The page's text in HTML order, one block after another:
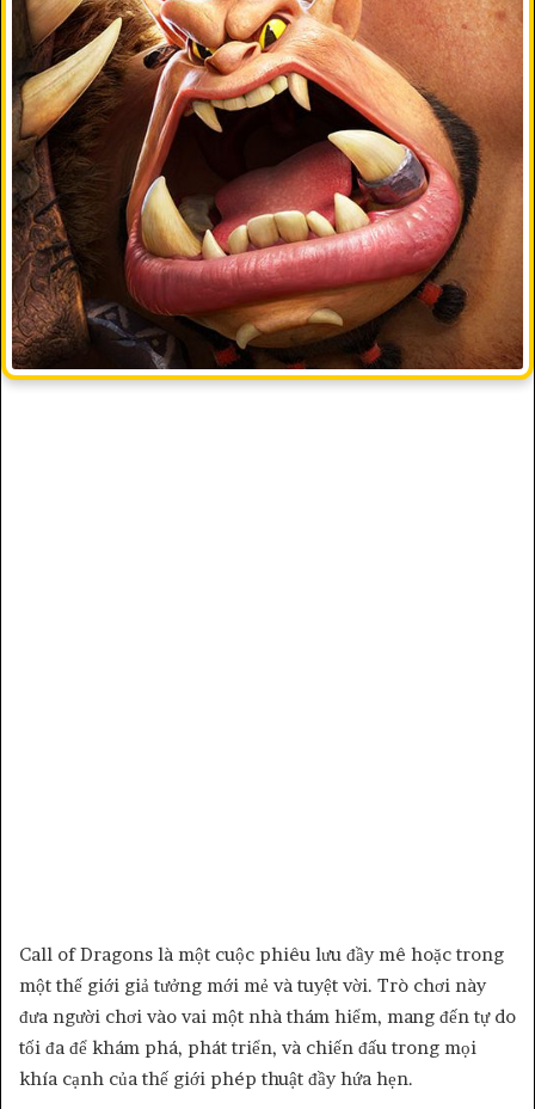
Call of Dragons là một cuộc phiêu lưu đầy mê hoặc trong
một thế giới giả tưởng mới mẻ và tuyệt vời. Trò chơi này
đưa người chơi vào vai một nhà thám hiểm, mang đến tự do
tối đa để khám phá, phát triển, và chiến đấu trong mọi
khía cạnh của thế giới phép thuật đầy hứa hẹn.